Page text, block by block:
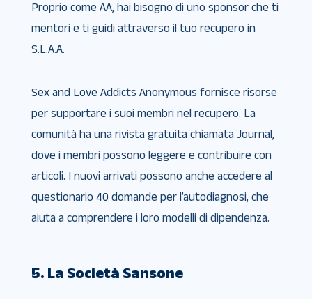
Proprio come AA, hai bisogno di uno sponsor che ti
mentori e ti guidi attraverso il tuo recupero in
S.L.A.A.
Sex and Love Addicts Anonymous fornisce risorse
per supportare i suoi membri nel recupero. La
comunità ha una rivista gratuita chiamata Journal,
dove i membri possono leggere e contribuire con
articoli. I nuovi arrivati ​​possono anche accedere al
questionario 40 domande per l’autodiagnosi, che
aiuta a comprendere i loro modelli di dipendenza.
5. La Società Sansone